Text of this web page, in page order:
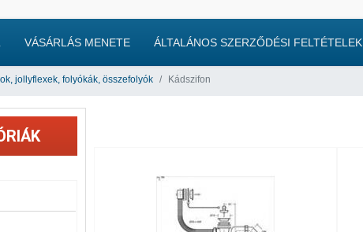
VÁSÁRLÁS MENETE ÁLTALÁNOS SZERZŐDÉSI FELTÉTELEK
jollyflexek, folyókák, összefolyók Kádszifon